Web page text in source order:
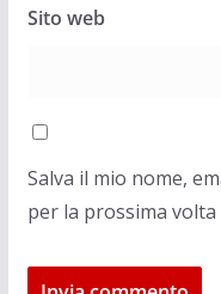
Sito web
Salva il mio nome,
per la prossima volta